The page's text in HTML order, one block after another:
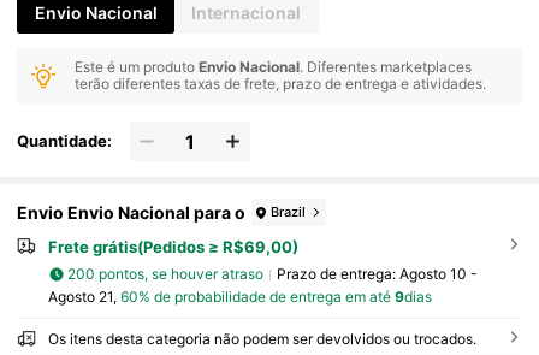
Envio Nacional Internacional
Este é um produtoEnvio Nacional. Diferentes marketplaces
terão diferentes taxas de frete, prazo de entrega e atividades.
Quantidade:
Envio Envio Nacional para o Brazil
Frete grátis(Pedidos ≥ R$69,00)
200 pontos, se houver atraso Prazo de entrega: Agosto 10 -
Agosto 21, 60% de probabilidade de entrega em até 9dias
Os itens desta categoria não podem ser devolvidos ou trocados.